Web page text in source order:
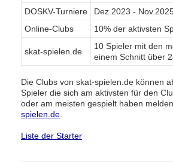
DOSKV-Turniere
Dez.2023 -
Online-Clubs
10% der aktivsten
skat-spielen.de
10 Spieler mit den
einem Schnitt über
Die Clubs von skat-spielen.de können
Spieler die sich am aktivsten für den
oder am meisten gespielt haben
spielen.de
Liste der Starter